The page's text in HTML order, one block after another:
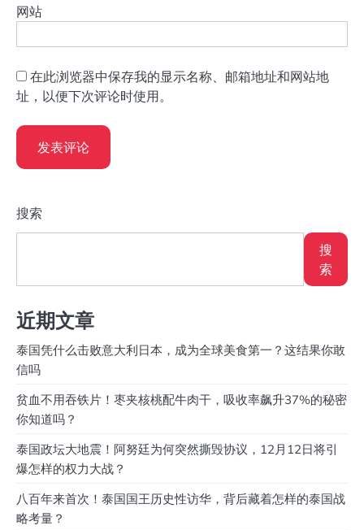
网站
在此浏览器中保存我的显示名称、邮箱地址和网站地
址，以便下次评论时使用。
搜索
搜
索
近期文章
泰国凭什么击败意大利日本，成为全球美食第一？这结果你敢
信吗
贫血不用吞铁片！枣夹核桃配牛肉干，吸收率飙升37%的秘密
你知道吗？
泰国政坛大地震！阿努廷为何突然撕毁协议，12月12日将引
爆怎样的权力大战？
八百年来首次！泰国国王历史性访华，背后藏着怎样的泰国战
略考量？